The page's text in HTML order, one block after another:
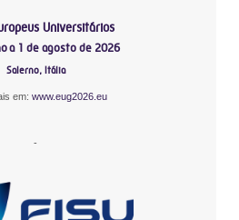
Universitários
a 1 de agosto de 2026
Salerno, Itália
em: www.eug2026.eu
-